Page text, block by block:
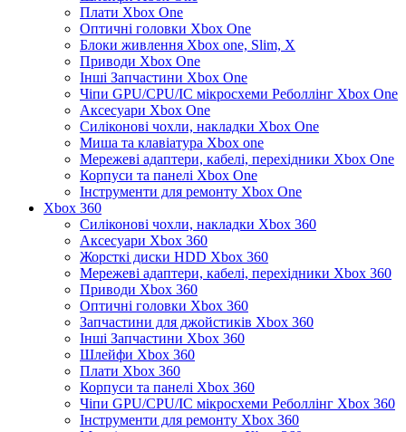
Плати Xbox One
Оптичні головки Xbox One
Блоки живлення Xbox one, Slim, X
Приводи Xbox One
Інші Запчастини Xbox One
Чіпи GPU/CPU/IC мікросхеми Реболлінг Xbox One
Аксесуари Xbox One
Силіконові чохли, накладки Xbox One
Миша та клавіатура Xbox one
Мережеві адаптери, кабелі, перехідники Xbox One
Корпуси та панелі Xbox One
Інструменти для ремонту Xbox One
Xbox 360
Силіконові чохли, накладки Xbox 360
Аксесуари Xbox 360
Жорсткі диски HDD Xbox 360
Мережеві адаптери, кабелі, перехідники Xbox 360
Приводи Xbox 360
Оптичні головки Xbox 360
Запчастини для джойстиків Xbox 360
Інші Запчастини Xbox 360
Шлейфи Xbox 360
Плати Xbox 360
Корпуси та панелі Xbox 360
Чіпи GPU/CPU/IC мікросхеми Реболлінг Xbox 360
Інструменти для ремонту Xbox 360